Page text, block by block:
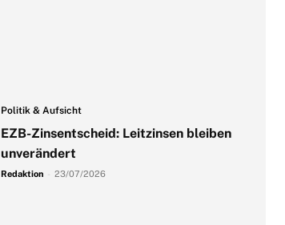
Politik & Aufsicht
EZB-Zinsentscheid: Leitzinsen bleiben
unverändert
Redaktion 23/07/2026